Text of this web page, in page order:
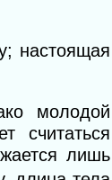
настоящая
молодой
считаться
лишь